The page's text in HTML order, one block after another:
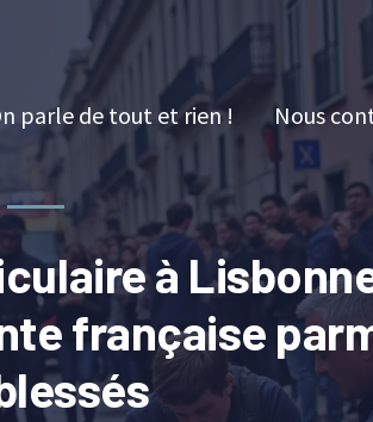
parle de tout et rien ! Nous
à
française